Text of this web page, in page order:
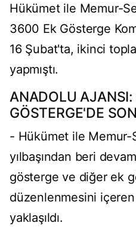
Hükümet ile Memur-
3600 Ek Gösterge
16 Şubat'ta, ikinci
yapmıştı.
ANADOLU
GÖSTERGE'DE
- Hükümet ile Memur-
yılbaşından beri
gösterge ve diğer ek
düzenlenmesini
yaklaşıldı.